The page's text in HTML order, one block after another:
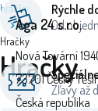
hračky
Hračky
Hračky
Rýchle
Od
Zľavy až
Aga 24 s.r.o.
Nová Tovární
73701 Český
Česká republika